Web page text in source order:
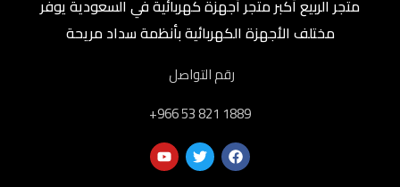
متجر الربيع أكبر متجر أجهزة كهربائية في السعودية يوفر
مختلف الأجهزة الكهربائية بأنظمة سداد مريحة
رقم التواصل
‎+966 53 821 1889